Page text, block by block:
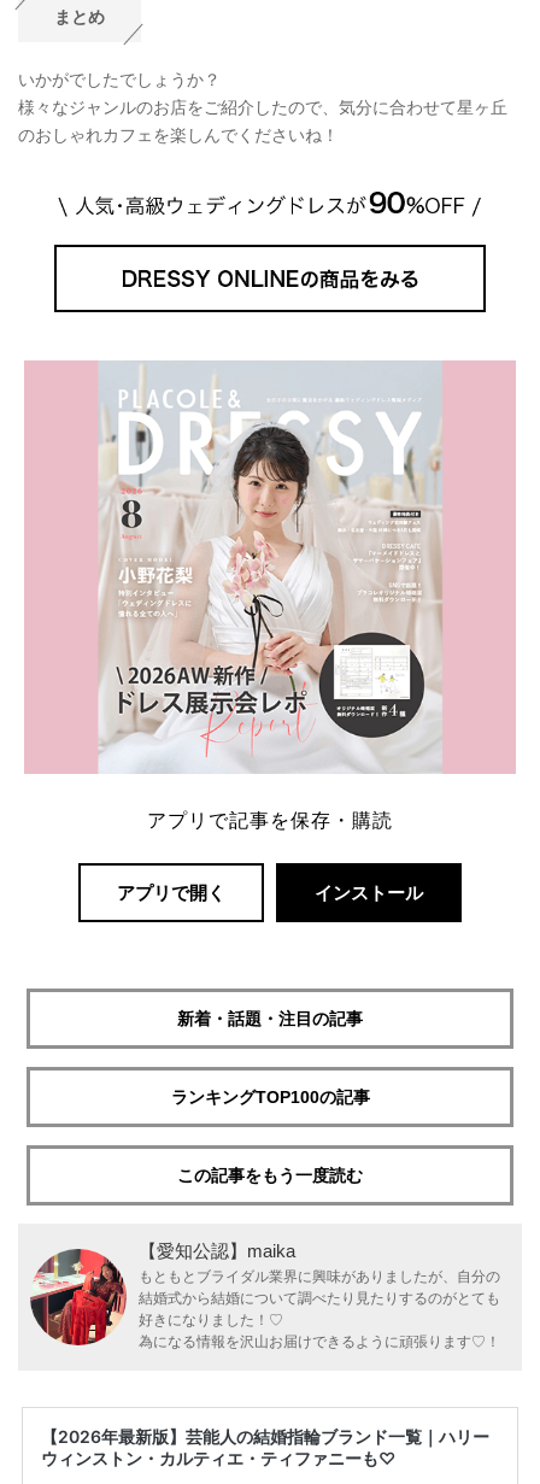
まとめ
いかがでしたでしょうか？
様々なジャンルのお店をご紹介したので、気分に合わせて星ヶ丘
のおしゃれカフェを楽しんでくださいね！
アプリで記事を保存・購読
アプリで開く インストール
新着・話題・注目の記事
ランキングTOP100の記事
この記事をもう一度読む
【愛知公認】maika
もともとブライダル業界に興味がありましたが、自分の
結婚式から結婚について調べたり見たりするのがとても
好きになりました！♡
為になる情報を沢山お届けできるように頑張ります♡！
【2026年最新版】芸能人の結婚指輪ブランド一覧｜ハリー
ウィンストン・カルティエ・ティファニーも♡